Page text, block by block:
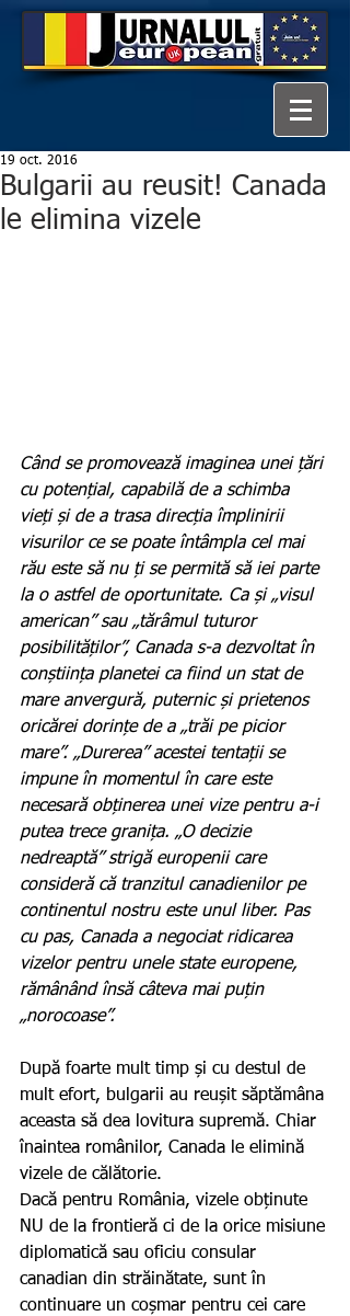
Bulgarii au reusit! Canada
le elimina vizele
19 oct. 2016
Când se promovează imaginea unei țări
cu potențial, capabilă de a schimba
vieți și de a trasa direcția împlinirii
visurilor ce se poate întâmpla cel mai
rău este să nu ți se permită să iei parte
la o astfel de oportunitate. Ca și „visul
american” sau „tărâmul tuturor
posibilităților”, Canada s-a dezvoltat în
conștiința planetei ca fiind un stat de
mare anvergură, puternic și prietenos
oricărei dorințe de a „trăi pe picior
mare”. „Durerea” acestei tentații se
impune în momentul în care este
necesară obținerea unei vize pentru a-i
putea trece granița. „O decizie
nedreaptă” strigă europenii care
consideră că tranzitul canadienilor pe
continentul nostru este unul liber. Pas
cu pas, Canada a negociat ridicarea
vizelor pentru unele state europene,
rămânând însă câteva mai puțin
„norocoase”.
După foarte mult timp și cu destul de
mult efort, bulgarii au reușit săptămâna
aceasta să dea lovitura supremă. Chiar
înaintea românilor, Canada le elimină
vizele de călătorie.
Dacă pentru România, vizele obținute
NU de la frontieră ci de la orice misiune
diplomatică sau oficiu consular
canadian din străinătate, sunt în
continuare un coșmar pentru cei care